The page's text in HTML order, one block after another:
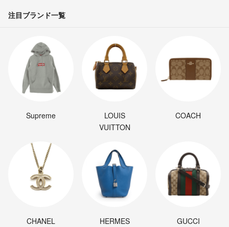
注目ブランド一覧
Supreme
LOUIS
VUITTON
COACH
CHANEL HERMES GUCCI